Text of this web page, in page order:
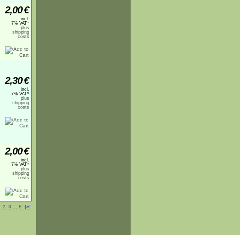
2,00€
incl.
7% VAT*
plus
shipping
costs
2,30€
incl.
7% VAT*
plus
shipping
costs
2,00€
incl.
7% VAT*
plus
shipping
costs
2 3 8 [»]